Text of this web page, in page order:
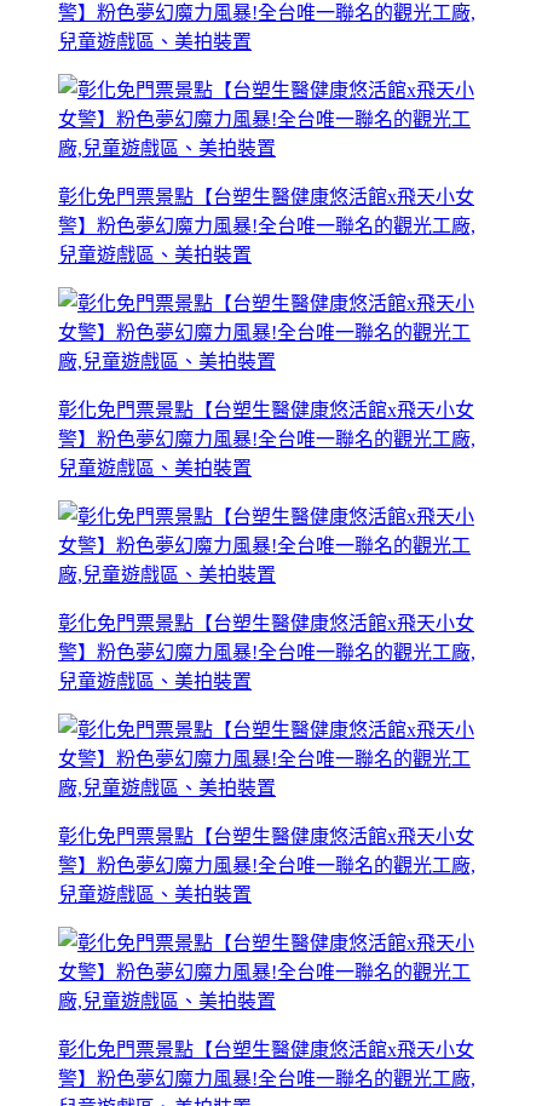
警】粉色夢幻魔力風暴!全台唯一聯名的觀光工廠,
兒童遊戲區、美拍裝置
彰化免門票景點【台塑生醫健康悠活館x飛天小女
警】粉色夢幻魔力風暴!全台唯一聯名的觀光工廠,
兒童遊戲區、美拍裝置
彰化免門票景點【台塑生醫健康悠活館x飛天小女
警】粉色夢幻魔力風暴!全台唯一聯名的觀光工廠,
兒童遊戲區、美拍裝置
彰化免門票景點【台塑生醫健康悠活館x飛天小女
警】粉色夢幻魔力風暴!全台唯一聯名的觀光工廠,
兒童遊戲區、美拍裝置
彰化免門票景點【台塑生醫健康悠活館x飛天小女
警】粉色夢幻魔力風暴!全台唯一聯名的觀光工廠,
兒童遊戲區、美拍裝置
彰化免門票景點【台塑生醫健康悠活館x飛天小女
警】粉色夢幻魔力風暴!全台唯一聯名的觀光工廠,